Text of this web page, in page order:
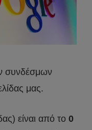
συνδέσμων
μας.
είναι από το 0